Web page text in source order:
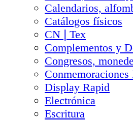
Calendarios,
Catálogos físicos
CN❘Tex
Complementos y
Congresos,
Conmemoraciones
Display Rapid
Electrónica
Escritura